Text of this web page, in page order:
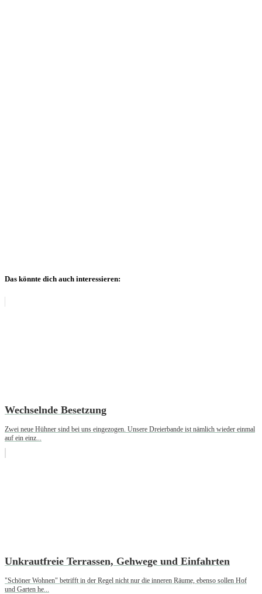
Das könnte dich auch interessieren:
Wechselnde Besetzung
Zwei neue Hühner sind bei uns eingezogen. Unsere Dreierbande ist nämlich wieder einmal
auf ein einz...
Unkrautfreie Terrassen, Gehwege und Einfahrten
"Schöner Wohnen" betrifft in der Regel nicht nur die inneren Räume, ebenso sollen Hof
und Garten he...